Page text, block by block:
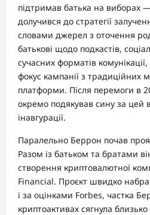
підтримав батька на виборах
долучився до стратегії
словами джерел з оточення
батькові щодо подкастів,
сучасних форматів
фокус кампанії з традиційних
платформи. Після перемоги в
окремо подякував сину за цей
інавгурації.
Паралельно Беррон почав
Разом із батьком та братами
створення криптовалютної
Financial. Проєкт швидко
і за оцінками Forbes, частка
криптоактивах сягнула